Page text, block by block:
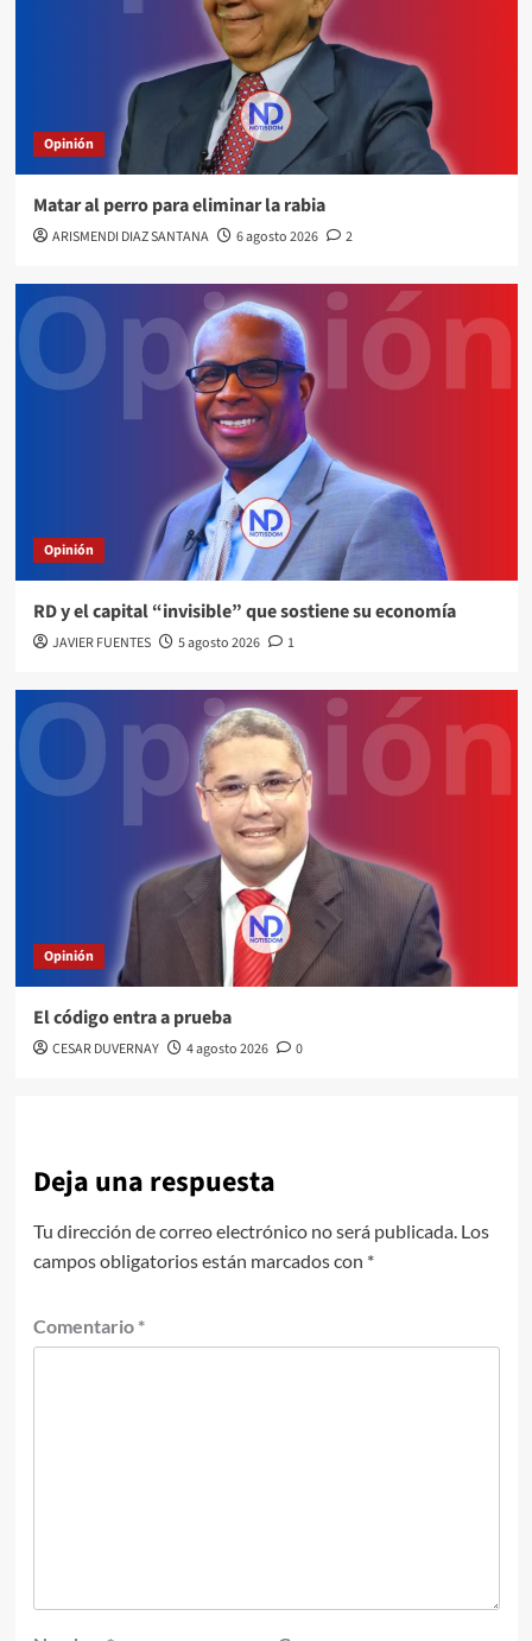
Opinión
Matar al perro para eliminar la rabia
ARISMENDI DIAZ SANTANA 6 agosto 2026 2
Opinión
RD y el capital “invisible” que sostiene su economía
JAVIER FUENTES 5 agosto 2026 1
Opinión
El código entra a prueba
CESAR DUVERNAY 4 agosto 2026 0
Deja una respuesta
Tu dirección de correo electrónico no será publicada. Los
campos obligatorios están marcados con *
Comentario *